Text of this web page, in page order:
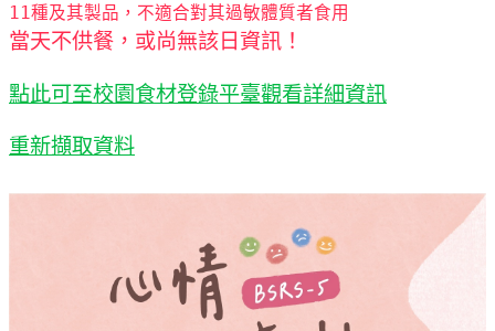
11種及其製品，不適合對其過敏體質者食用
當天不供餐，或尚無該日資訊！
點此可至校園食材登錄平臺觀看詳細資訊
重新擷取資料